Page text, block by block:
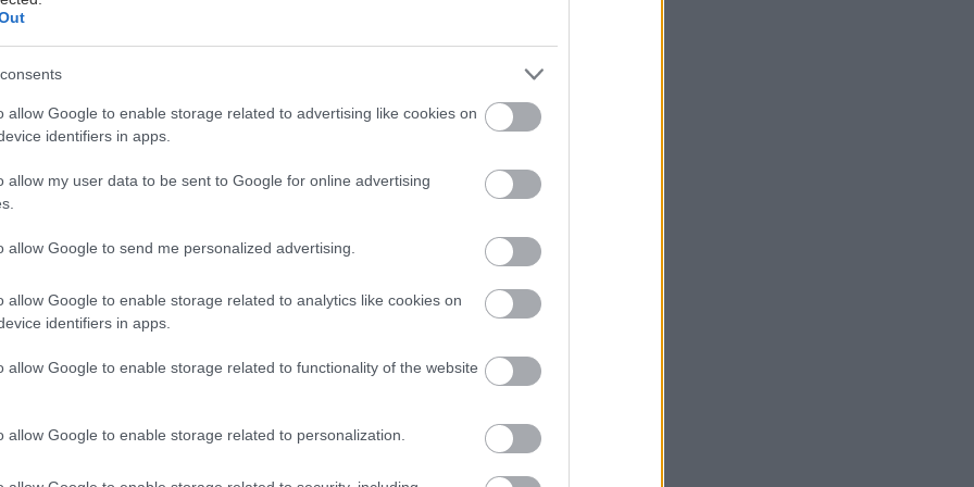
allow Google to enable storage related to advertising like cookies on
identifiers in apps.
allow my user data to be sent to Google for online advertising
allow Google to send me personalized advertising.
allow Google to enable storage related to analytics like cookies on
identifiers in apps.
allow Google to enable storage related to functionality of the website
allow Google to enable storage related to personalization.
άργησε να έρθει, πόσο μάλλον να καθιερωθεί στην
Έλληνα. Όμως τα κατάφερε, έστω και αργά συγκριτικά με
Βαγγέλης Τσιόδουλος και Νίκος Γαυγιωτάκης
, πριν από 18
να ενώσουν τις γνώσεις και τις εμπειρίες τους, για να
φορά το σούσι στο αθηναϊκό κοινό. Το γεγονός ότι σήμερα το
Bar τους, εκείνο στο Παγκράτι, όχι μόνο συνεχίζει να σερβίρει
κουζίνα, αλλά απέκτησε και δύο «αδερφάκια» στο Παλαιό
αποτελεί τρανή απόδειξη ότι αν έχεις το μεράκι και την
να λανσάρεις αποτελεσματικά μια διατροφική τάση. Έστω και αν
μόνο στην περιγραφή, γιατί αν κάποιος δοκιμάσει
τα εκλεκτά